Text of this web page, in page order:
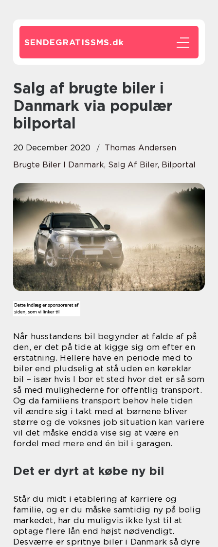
SENDEGRATISSMS.dk
Salg af brugte biler i
Danmark via populær
bilportal
20 December 2020
Thomas Andersen
Brugte Biler I Danmark, Salg Af Biler, Bilportal
Når husstandens bil begynder at falde af på
den, er det på tide at kigge sig om efter en
erstatning. Hellere have en periode med to
biler end pludselig at stå uden en køreklar
bil – især hvis I bor et sted hvor det er så som
så med mulighederne for offentlig transport.
Og da familiens transport behov hele tiden
vil ændre sig i takt med at børnene bliver
større og de voksnes job situation kan variere
vil det måske endda vise sig at være en
fordel med mere end én bil i garagen.
Det er dyrt at købe ny bil
Står du midt i etablering af karriere og
familie, og er du måske samtidig ny på bolig
markedet, har du muligvis ikke lyst til at
optage flere lån end højst nødvendigt.
Desværre er spritnye biler i Danmark så dyre